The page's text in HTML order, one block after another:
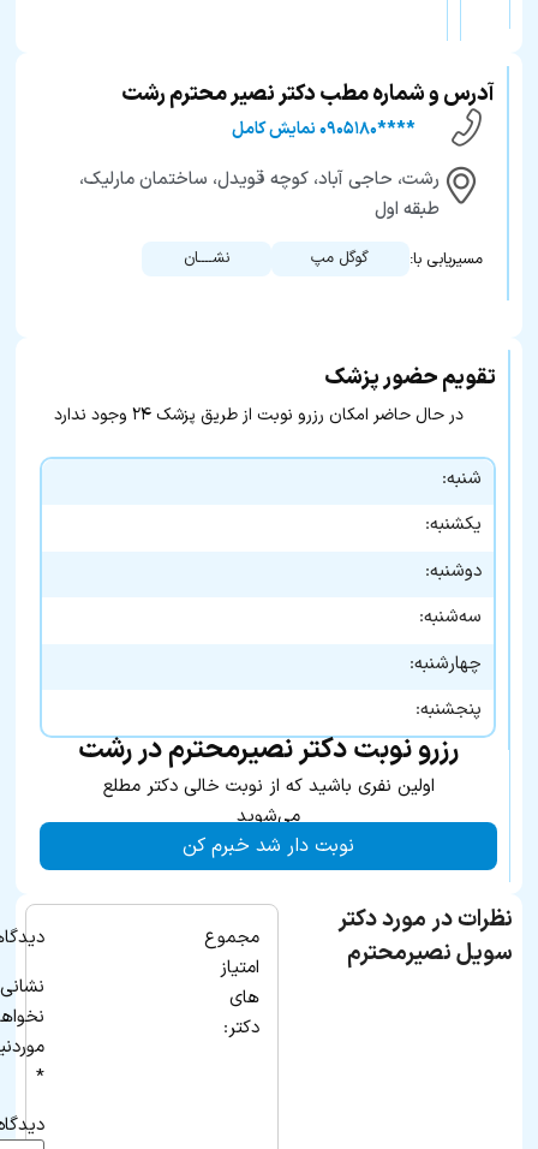
آدرس و شماره مطب دکتر نصیر محترم رشت
****۰۹۰۵۱۸۰ نمایش کامل
رشت، حاجی آباد، کوچه قویدل، ساختمان مارلیک،
طبقه اول
مسیریابی با: گوگل مپ نشــــان
تقویم حضور پزشک
در حال حاضر امکان رزرو نوبت از طریق پزشک ۲۴ وجود ندارد
شنبه:
یکشنبه:
دوشنبه:
سه‌شنبه:
چهارشنبه:
پنجشنبه:
رزرو نوبت دکتر نصیرمحترم در رشت
اولین نفری باشید که از نوبت خالی دکتر مطلع
می‌شوید
نوبت دار شد خبرم کن
نظرات در مورد دکتر
سویل نصیرمحترم
مجموع
امتیاز
های
دکتر:
*